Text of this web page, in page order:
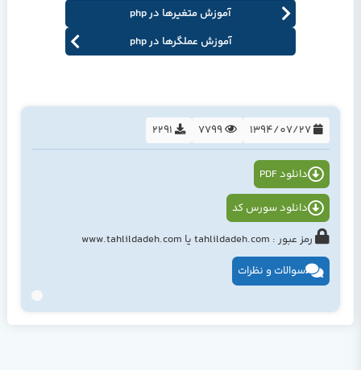
آموزش متغیرها در php
آموزش عملگرها در php
1394/07/27
2291
دانلود PDF
دانلود سورس کد
رمز عبور : tahlildadeh.com یا www.tahlildadeh.com
سوالات و نظرات